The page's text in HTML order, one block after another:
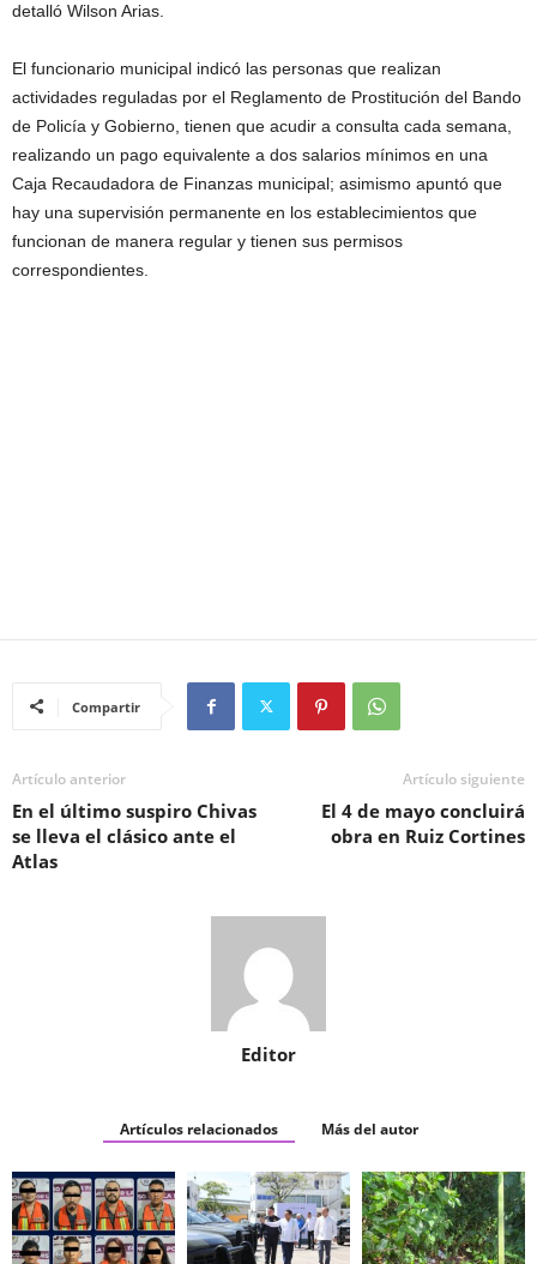
detalló Wilson Arias.
El funcionario municipal indicó las personas que realizan
actividades reguladas por el Reglamento de Prostitución del Bando
de Policía y Gobierno, tienen que acudir a consulta cada semana,
realizando un pago equivalente a dos salarios mínimos en una
Caja Recaudadora de Finanzas municipal; asimismo apuntó que
hay una supervisión permanente en los establecimientos que
funcionan de manera regular y tienen sus permisos
correspondientes.
Compartir
Artículo anterior
En el último suspiro Chivas
se lleva el clásico ante el
Atlas
Artículo siguiente
El 4 de mayo concluirá
obra en Ruiz Cortines
Editor
Artículos relacionados Más del autor